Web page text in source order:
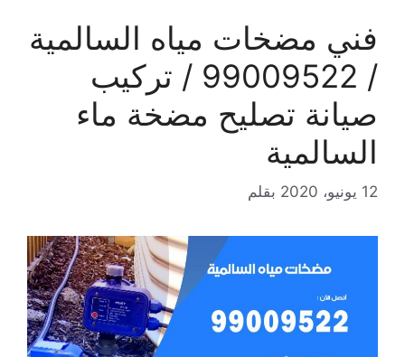
فني مضخات مياه السالمية
/ 99009522 / تركيب
صيانة تصليح مضخة ماء
السالمية
12 يونيو، 2020 بقلم